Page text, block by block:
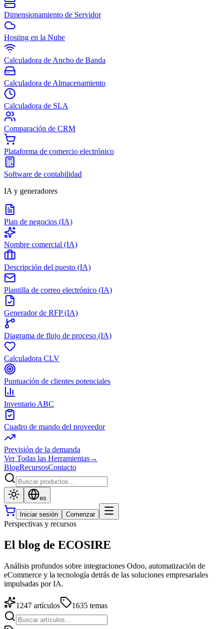
Dimensionamiento de Servidor
Hosting en la Nube
Calculadora de Ancho de Banda
Calculadora de Almacenamiento
Calculadora de SLA
Comparación de CRM
Plataforma de comercio electrónico
Software de contabilidad
IA y generadores
Plan de negocios (IA)
Nombre comercial (IA)
Descripción del puesto (IA)
Plantilla de correo electrónico (IA)
Generador de RFP (IA)
Diagrama de flujo de proceso (IA)
Calculadora CLV
Puntuación de clientes potenciales
Inventario ABC
Cuadro de mando del proveedor
Previsión de la demanda
Ver Todas las Herramientas→
BlogRecursosContacto
es
Iniciar sesión Comenzar
Perspectivas y recursos
El blog de ECOSIRE
Análisis profundos sobre integraciones Odoo, automatización de
eCommerce y la tecnología detrás de las soluciones empresariales
impulsadas por IA.
1247 artículos 1635 temas